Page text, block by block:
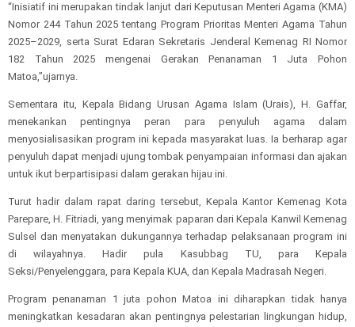
“Inisiatif ini merupakan tindak lanjut dari Keputusan Menteri Agama (KMA)
Nomor 244 Tahun 2025 tentang Program Prioritas Menteri Agama Tahun
2025–2029, serta Surat Edaran Sekretaris Jenderal Kemenag RI Nomor
182 Tahun 2025 mengenai Gerakan Penanaman 1 Juta Pohon
Matoa,”ujarnya.
Sementara itu, Kepala Bidang Urusan Agama Islam (Urais), H. Gaffar,
menekankan pentingnya peran para penyuluh agama dalam
menyosialisasikan program ini kepada masyarakat luas. Ia berharap agar
penyuluh dapat menjadi ujung tombak penyampaian informasi dan ajakan
untuk ikut berpartisipasi dalam gerakan hijau ini.
Turut hadir dalam rapat daring tersebut, Kepala Kantor Kemenag Kota
Parepare, H. Fitriadi, yang menyimak paparan dari Kepala Kanwil Kemenag
Sulsel dan menyatakan dukungannya terhadap pelaksanaan program ini
di wilayahnya. Hadir pula Kasubbag TU, para Kepala
Seksi/Penyelenggara, para Kepala KUA, dan Kepala Madrasah Negeri.
Program penanaman 1 juta pohon Matoa ini diharapkan tidak hanya
meningkatkan kesadaran akan pentingnya pelestarian lingkungan hidup,